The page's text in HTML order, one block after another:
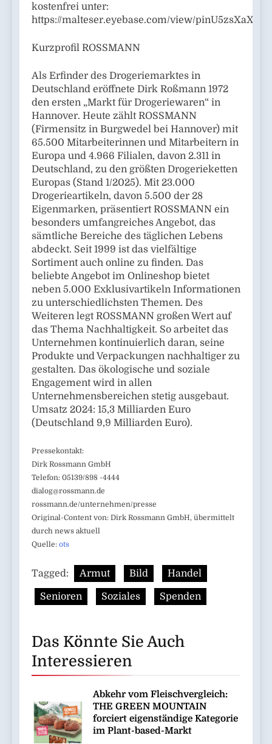
kostenfrei unter:
https://malteser.eyebase.com/view/pinU5zsXaXH
Kurzprofil ROSSMANN
Als Erfinder des Drogeriemarktes in
Deutschland eröffnete Dirk Roßmann 1972
den ersten „Markt für Drogeriewaren“ in
Hannover. Heute zählt ROSSMANN
(Firmensitz in Burgwedel bei Hannover) mit
65.500 Mitarbeiterinnen und Mitarbeitern in
Europa und 4.966 Filialen, davon 2.311 in
Deutschland, zu den größten Drogerieketten
Europas (Stand 1/2025). Mit 23.000
Drogerieartikeln, davon 5.500 der 28
Eigenmarken, präsentiert ROSSMANN ein
besonders umfangreiches Angebot, das
sämtliche Bereiche des täglichen Lebens
abdeckt. Seit 1999 ist das vielfältige
Sortiment auch online zu finden. Das
beliebte Angebot im Onlineshop bietet
neben 5.000 Exklusivartikeln Informationen
zu unterschiedlichsten Themen. Des
Weiteren legt ROSSMANN großen Wert auf
das Thema Nachhaltigkeit. So arbeitet das
Unternehmen kontinuierlich daran, seine
Produkte und Verpackungen nachhaltiger zu
gestalten. Das ökologische und soziale
Engagement wird in allen
Unternehmensbereichen stetig ausgebaut.
Umsatz 2024: 15,3 Milliarden Euro
(Deutschland 9,9 Milliarden Euro).
Pressekontakt:
Dirk Rossmann GmbH
Telefon: 05139/898 -4444
dialog@rossmann.de
rossmann.de/unternehmen/presse
Original-Content von: Dirk Rossmann GmbH, übermittelt
durch news aktuell
Quelle: ots
Tagged: Armut Bild Handel
Senioren Soziales Spenden
Das Könnte Sie Auch
Interessieren
Abkehr vom Fleischvergleich:
THE GREEN MOUNTAIN
forciert eigenständige Kategorie
im Plant-based-Markt